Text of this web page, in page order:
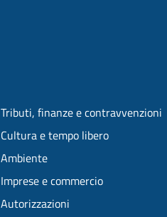
Tributi, finanze e contravvenzioni
Cultura e tempo libero
Ambiente
Imprese e commercio
Autorizzazioni